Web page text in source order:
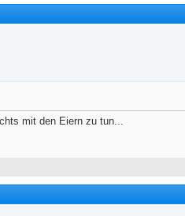
mit den Eiern zu tun...